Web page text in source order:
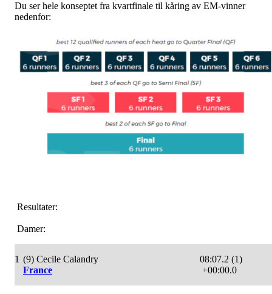
Du ser hele konseptet fra kvartfinale til kåring av EM-vinner
nedenfor:
Resultater:
Damer:
1 (9) Cecile Calandry
France
08:07.2 (1)
+00:00.0